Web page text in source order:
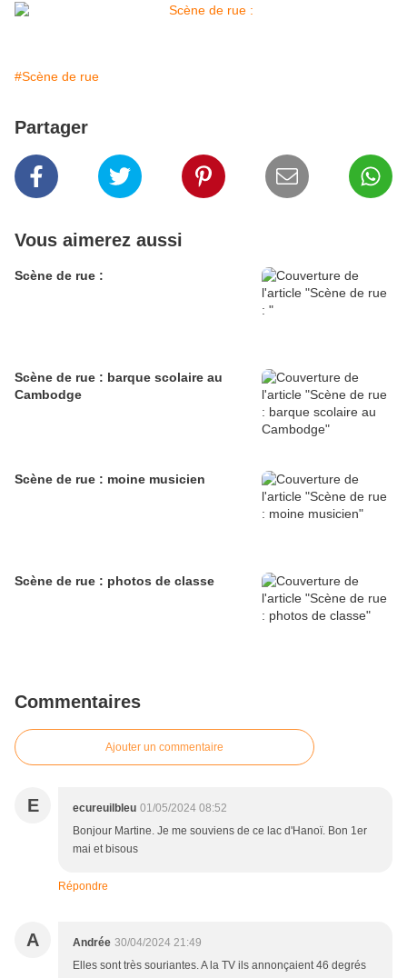
#Scène de rue
Partager
Vous aimerez aussi
Scène de rue :
Scène de rue : barque scolaire au
Cambodge
Scène de rue : moine musicien
Scène de rue : photos de classe
Commentaires
Ajouter un commentaire
E ecureuilbleu 01/05/2024 08:52
Bonjour Martine. Je me souviens de ce lac d'Hanoï. Bon 1er
mai et bisous
Répondre
A Andrée 30/04/2024 21:49
Elles sont très souriantes. A la TV ils annonçaient 46 degrés